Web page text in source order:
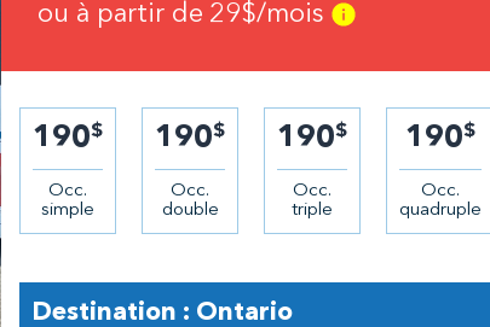
ou à partir de 29$/mois
190$
Occ.
simple
190$
Occ.
double
190$
Occ.
triple
190$
Occ.
quadruple
Destination : Ontario